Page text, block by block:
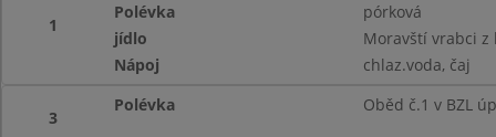
1
Polévka
pórková
jídlo
Moravští vrabci
Nápoj
chlaz.voda, čaj
3
Polévka Oběd č.1 v BZL